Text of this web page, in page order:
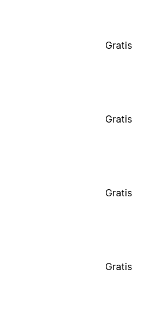
Gratis
Gratis
Gratis
Gratis